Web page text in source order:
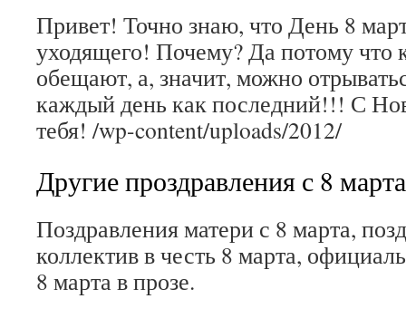
Привет! Точно знаю, что День 8
уходящего! Почему? Да потому что
обещают, а, значит, можно
каждый день как последний!!! С
тебя! /wp-content/uploads/2012/
Другие проздравления с 8 марта
Поздравления матери с 8 марта,
коллектив в честь 8 марта,
8 марта в прозе.